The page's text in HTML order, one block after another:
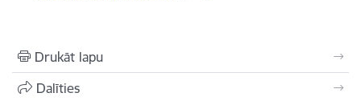
Drukāt lapu
Dalīties